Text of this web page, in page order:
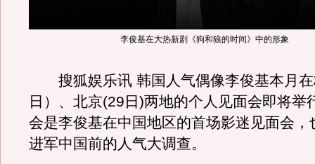
李俊基在大热新剧《狗和狼的时间》中的形象
搜狐娱乐讯 韩国人气偶像李俊基本月在
日）、北京(29日)两地的个人见面会即将举
会是李俊基在中国地区的首场影迷见面会，
进军中国前的人气大调查。